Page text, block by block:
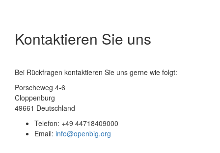
Kontaktieren Sie uns
Bei Rückfragen kontaktieren Sie uns gerne wie folgt:
Porscheweg 4-6
Cloppenburg
49661 Deutschland
Telefon: +49 44718409000
Email: info@openbig.org